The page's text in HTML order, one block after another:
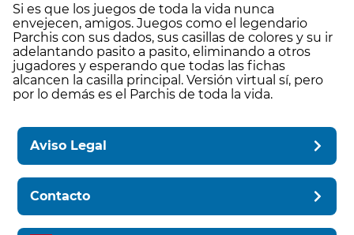
Si es que los juegos de toda la vida nunca
envejecen, amigos. Juegos como el legendario
Parchis con sus dados, sus casillas de colores y su ir
adelantando pasito a pasito, eliminando a otros
jugadores y esperando que todas las fichas
alcancen la casilla principal. Versión virtual sí, pero
por lo demás es el Parchis de toda la vida.
Aviso Legal
Contacto